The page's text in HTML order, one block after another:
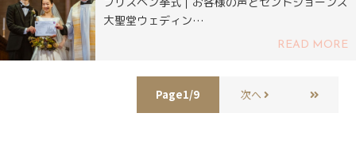
大聖堂ウェディン…
READ MORE
Page1/9 次へ